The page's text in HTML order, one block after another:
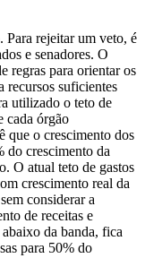
Para rejeitar um veto, é
e senadores. O
regras para orientar os
recursos suficientes
utilizado o teto de
cada órgão
que o crescimento dos
do crescimento da
O atual teto de gastos
crescimento real da
considerar a
de receitas e
da banda, fica
para 50% do